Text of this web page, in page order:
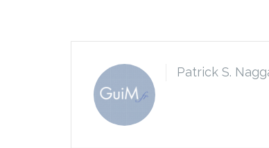
Patrick S.